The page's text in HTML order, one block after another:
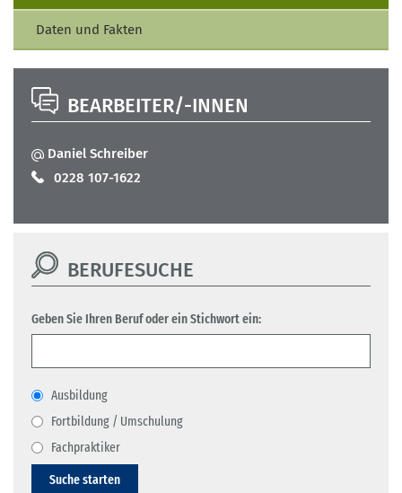
Daten und Fakten
BEARBEITER/-INNEN
Daniel Schreiber
0228 107-1622
BERUFESUCHE
Geben Sie Ihren Beruf oder ein Stichwort ein:
Ausbildung
Fortbildung / Umschulung
Fachpraktiker
Suche starten